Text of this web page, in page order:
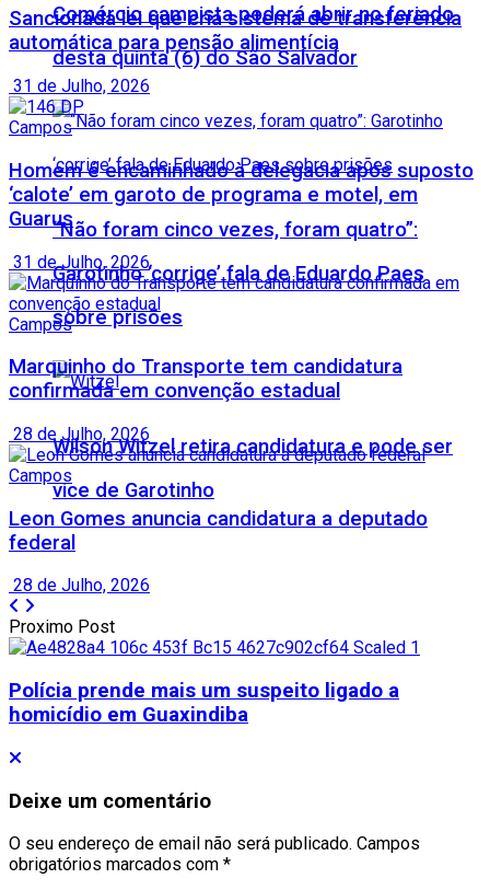
Comércio campista poderá abrir no feriado
desta quinta (6) do São Salvador
“Não foram cinco vezes, foram quatro”:
Garotinho ‘corrige’ fala de Eduardo Paes
sobre prisões
Wilson Witzel retira candidatura e pode ser
vice de Garotinho
Sancionada lei que cria sistema de transferência
automática para pensão alimentícia
31 de Julho, 2026
Campos
Homem é encaminhado à delegacia após suposto
‘calote’ em garoto de programa e motel, em
Guarus
31 de Julho, 2026
Campos
Marquinho do Transporte tem candidatura
confirmada em convenção estadual
28 de Julho, 2026
Campos
Leon Gomes anuncia candidatura a deputado
federal
28 de Julho, 2026
Proximo Post
Polícia prende mais um suspeito ligado a
homicídio em Guaxindiba
Deixe um comentário
O seu endereço de email não será publicado. Campos
obrigatórios marcados com *